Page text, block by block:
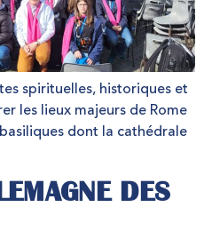
spirituelles, historiques et
les lieux majeurs de Rome
dont la cathédrale
DES